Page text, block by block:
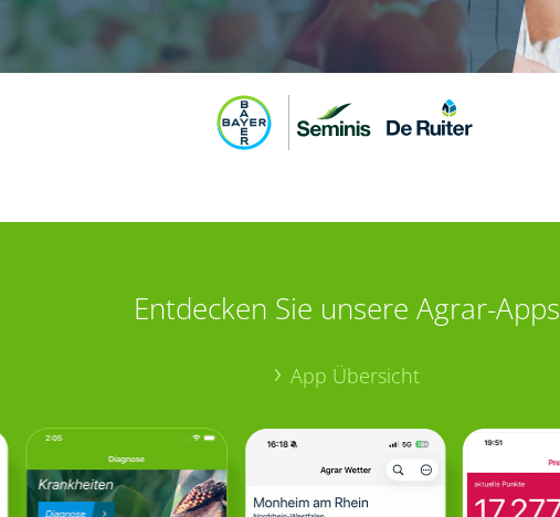
Entdecken Sie unsere Agrar-Apps
App Übersicht